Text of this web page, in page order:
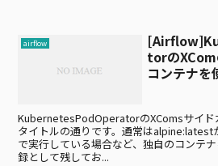
airflow
torのXCom
コンテナを
KubernetesPodOperatorのXComsサイド
タイトルの通りです。通常はalpine:latest
で実行している場合など、独自のコンテ
録として残してお...